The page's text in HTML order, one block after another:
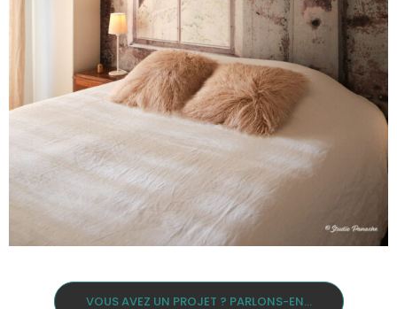
VOUS AVEZ UN PROJET ? PARLONS-EN...